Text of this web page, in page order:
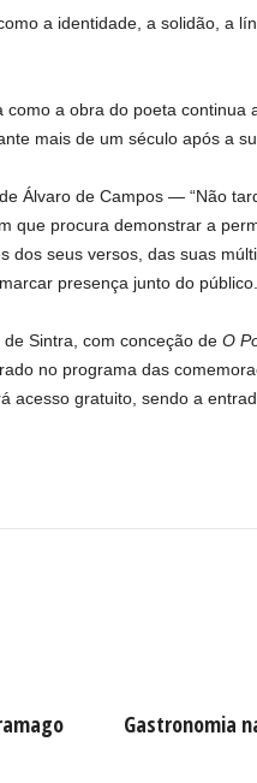
a identidade, a solidão, a
a obra do poeta continua
mais de um século após a
Álvaro de Campos — “Não
que procura demonstrar a
dos seus versos, das suas
presença junto do público.
Sintra, com conceção de O
no programa das
acesso gratuito, sendo a
Gastronomia